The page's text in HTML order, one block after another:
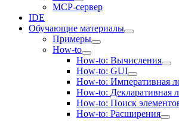
MCP-сервер
IDE
Обучающие материалы
Примеры
How-to
How-to: Вычисления
How-to: GUI
How-to: Императивная
How-to: Декларативная
How-to: Поиск
How-to: Расширения